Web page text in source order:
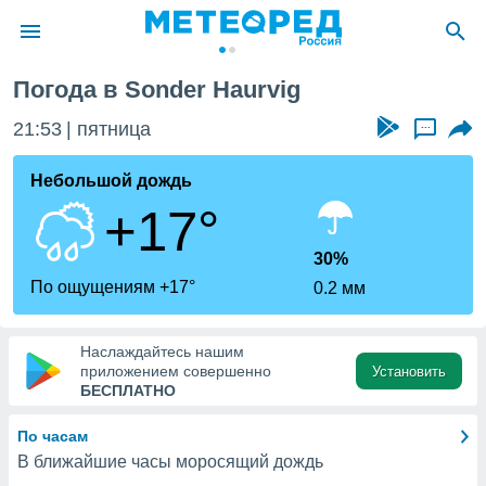
о
Вы можете
к этому
доступ
Погода в Sonder Haurvig
21:53 пятница ...
Небольшой дождь
+17°
По ощущениям +17°
30%
0.2 мм
Наслаждайтесь нашим
приложением совершенно
БЕСПЛАТНО
Установить
По часам
В ближайшие часы моросящий дождь